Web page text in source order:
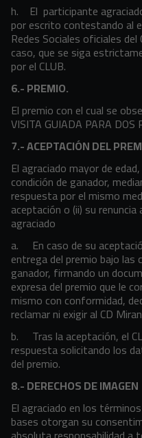
h. El participante
por escrito contestando al
Redes Sociales oficiales
caso, que se siga
por el CLUB.
6.- PREMIO.
El premio con el cual se
VISITA GUIADA PARA DOS
7.- ACEPTACIÓN DEL
El agraciado mayor de
condición de ganador,
respuesta por el mismo
aceptación o (ii) su
agraciado
a. En caso de su
entrega del premio bajo las
ganador, firmando un
expresa del premio que le
mismo con conformidad,
reclamar ni exigir al CD
b. Tras la aceptación, el
respuesta solicitando los
del premio.
8.- DERECHOS DE IMAGEN
El agraciado en los
bases otorgan su